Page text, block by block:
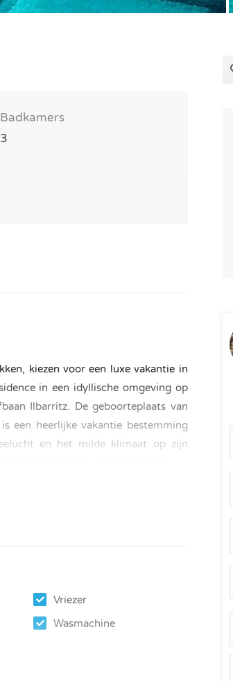
Badkamers
3
kiezen voor een luxe vakantie in
in een idyllische omgeving op
Ilbarritz. De geboorteplaats van
een heerlijke vakantie bestemming
en het milde klimaat op zijn
Vriezer
Wasmachine